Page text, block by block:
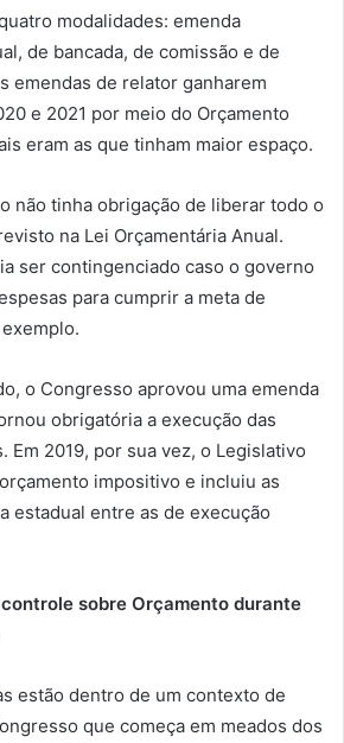
modalidades: emenda
de bancada, de comissão e de
emendas de relator ganharem
e 2021 por meio do Orçamento
eram as que tinham maior espaço.
não tinha obrigação de liberar todo o
na Lei Orçamentária Anual.
ser contingenciado caso o governo
para cumprir a meta de
o Congresso aprovou uma emenda
obrigatória a execução das
Em 2019, por sua vez, o Legislativo
impositivo e incluiu as
estadual entre as de execução
sobre Orçamento durante
estão dentro de um contexto de
que começa em meados dos